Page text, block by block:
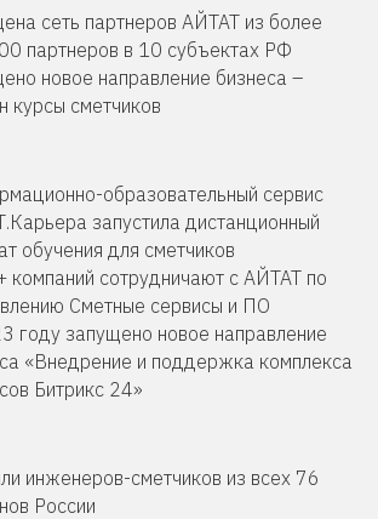
сеть партнеров АЙТАТ из более
партнеров в 10 субъектах РФ
новое направление бизнеса –
курсы сметчиков
образовательный сервис
запустила дистанционный
обучения для сметчиков
компаний сотрудничают с АЙТАТ по
Сметные сервисы и ПО
году запущено новое направление
«Внедрение и поддержка комплекса
Битрикс 24»
инженеров-сметчиков из всех 76
России